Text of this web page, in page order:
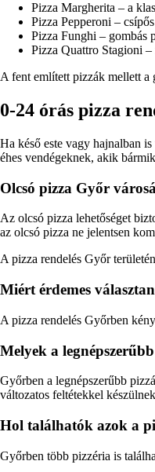
Pizza Margherita – a
Pizza Pepperoni –
Pizza Funghi – gombás
Pizza Quattro Stagioni
A fent említett pizzák mellett a
0-24 órás pizza
Ha késő este vagy hajnalban
éhes vendégeknek, akik
Olcsó pizza Győr
Az olcsó pizza lehetőséget
az olcsó pizza ne jelentsen
A pizza rendelés Győr
Miért érdemes
A pizza rendelés Győrben
Melyek a
Győrben a legnépszerűbb
változatos feltétekkel
Hol találhatók azok a
Győrben több pizzéria is